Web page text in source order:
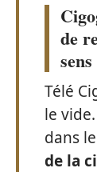
de
Télé
le
dans
de la